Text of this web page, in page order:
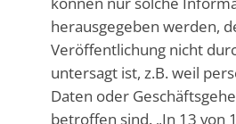
herausgegeben werden,
Veröffentlichung nicht
untersagt ist, z.B. weil
Daten oder
betroffen sind. „In 13 von